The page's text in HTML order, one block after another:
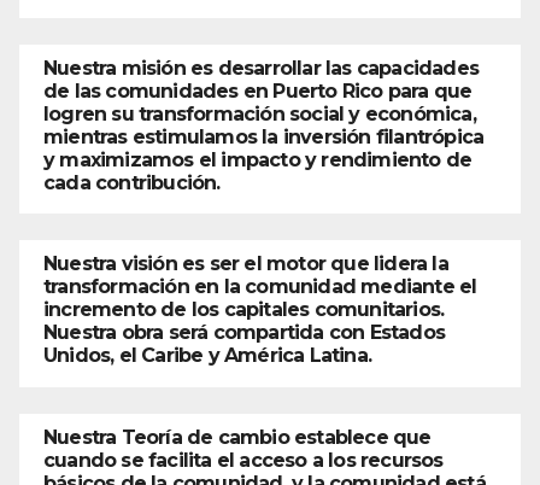
Nuestra misión es desarrollar las capacidades
de las comunidades en Puerto Rico para que
logren su transformación social y económica,
mientras estimulamos la inversión filantrópica
y maximizamos el impacto y rendimiento de
cada contribución.
Nuestra visión es ser el motor que lidera la
transformación en la comunidad mediante el
incremento de los capitales comunitarios.
Nuestra obra será compartida con Estados
Unidos, el Caribe y América Latina.
Nuestra Teoría de cambio establece que
cuando se facilita el acceso a los recursos